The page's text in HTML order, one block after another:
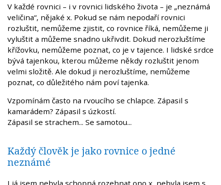
V každé rovnici – i v rovnici lidského života – je „neznámá
veličina“, nějaké x. Pokud se nám nepodaří rovnici
rozluštit, nemůžeme zjistit, co rovnice říká, nemůžeme ji
vyluštit a můžeme snadno ukřivdit. Dokud nerozluštíme
křížovku, nemůžeme poznat, co je v tajence. I lidské srdce
bývá tajenkou, kterou můžeme někdy rozluštit jenom
velmi složitě. Ale dokud ji nerozluštíme, nemůžeme
poznat, co důležitého nám poví tajenka.
Vzpomínám často na rvoucího se chlapce. Zápasil s
kamarádem? Zápasil s úzkostí.
Zápasil se strachem... Se samotou...
Každý člověk je jako rovnice o jedné
neznámé
I já jsem nebyla schopná rozehnat ono x, nebyla jsem s